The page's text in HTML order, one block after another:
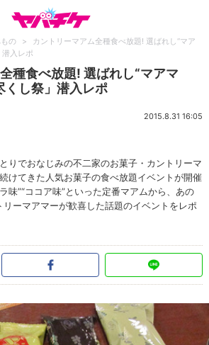
の >
カントリーマアム全種食べ放題! 選ばれし“マア
潜入レポ
種食べ放題! 選ばれし“マアマ
くし祭」潜入レポ
2015.8.31 16:05
りでおなじみの不二家のお菓子・カントリーマ
けてきた人気お菓子の食べ放題イベントが開催
味”“ココア味”といった定番マアムから、あの
ーマアマーが歓喜した話題のイベントをレポ